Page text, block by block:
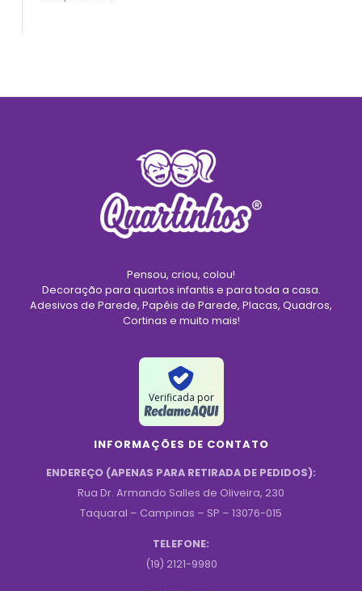
Pensou, criou, colou!
Decoração para quartos infantis e para toda a casa.
Adesivos de Parede, Papéis de Parede, Placas, Quadros,
Cortinas e muito mais!
Verificada por
INFORMAÇÕES DE CONTATO
ENDEREÇO (APENAS PARA RETIRADA DE PEDIDOS):
Rua Dr. Armando Salles de Oliveira, 230
Taquaral – Campinas – SP – 13076-015
TELEFONE:
(19) 2121-9980